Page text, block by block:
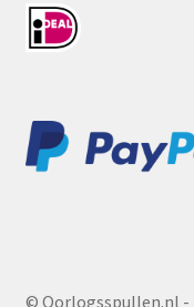
© Oorlogsspullen.nl -